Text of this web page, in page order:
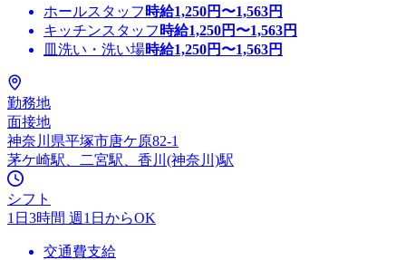
ホールスタッフ 時給1,250円〜1,563円
キッチンスタッフ 時給1,250円〜1,563円
皿洗い・洗い場時給1,250円〜1,563円
勤務地
面接地
神奈川県平塚市唐ケ原82-1
茅ケ崎駅、二宮駅、香川(神奈川)駅
シフト
1日3時間 週1日からOK
交通費支給